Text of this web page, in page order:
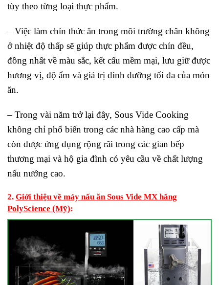
tùy theo từng loại thực phẩm.
– Việc làm chín thức ăn trong môi trường chân không
ở nhiệt độ thấp sẽ giúp thực phẩm được chín đều,
đồng nhất về màu sắc, kết cấu mềm mại, lưu giữ được
hương vị, độ ẩm và giá trị dinh dưỡng tối đa của món
ăn.
– Trong vài năm trở lại đây, Sous Vide Cooking
không chỉ phổ biến trong các nhà hàng cao cấp mà
còn được ứng dụng rộng rãi trong các gian bếp
thương mại và hộ gia đình có yêu cầu về chất lượng
nấu nướng cao.
2. Giới thiệu về máy nấu ăn Sous Vide MX hãng
PolyScience (Mỹ):